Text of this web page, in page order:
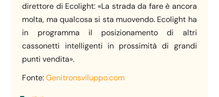
direttore di Ecolight: «La strada da fare è ancora
molta, ma qualcosa si sta muovendo. Ecolight ha
in programma il posizionamento di altri
cassonetti intelligenti in prossimità di grandi
punti vendita».
Fonte:Genitronsviluppo.com